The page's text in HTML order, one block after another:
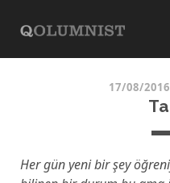
17/08/2016
Her gün yeni bir şey